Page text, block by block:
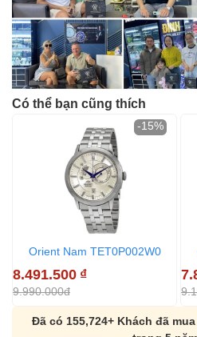
Có thể bạn cũng thích
Orient Nam TET0P002W0
8.491.500 ₫
9.990.000đ
-15%
Đã có 155,724+ Khách đã